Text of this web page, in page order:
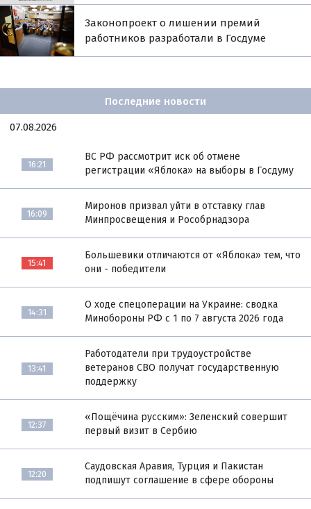
Законопроект о лишении премий
работников разработали в Госдуме
Последние новости
07.08.2026
16:21
ВС РФ рассмотрит иск об отмене
регистрации «Яблока» на выборы в Госдуму
16:09
Миронов призвал уйти в отставку глав
Минпросвещения и Рособрнадзора
15:41
Большевики отличаются от «Яблока» тем, что
они - победители
14:31
О ходе спецоперации на Украине: сводка
Минобороны РФ с 1 по 7 августа 2026 года
13:41
Работодатели при трудоустройстве
ветеранов СВО получат государственную
поддержку
12:37
«Пощёчина русским»: Зеленский совершит
первый визит в Сербию
12:20
Саудовская Аравия, Турция и Пакистан
подпишут соглашение в сфере обороны